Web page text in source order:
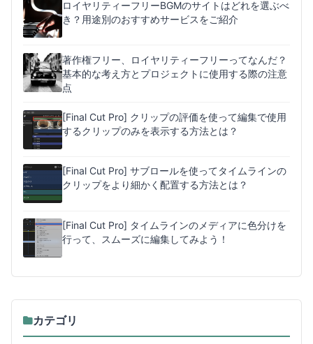
ロイヤリティーフリーBGMのサイトはどれを選ぶべ
き？用途別のおすすめサービスをご紹介
著作権フリー、ロイヤリティーフリーってなんだ？
基本的な考え方とプロジェクトに使用する際の注意
点
[Final Cut Pro] クリップの評価を使って編集で使用
するクリップのみを表示する方法とは？
[Final Cut Pro] サブロールを使ってタイムラインの
クリップをより細かく配置する方法とは？
[Final Cut Pro] タイムラインのメディアに色分けを
行って、スムーズに編集してみよう！
カテゴリ